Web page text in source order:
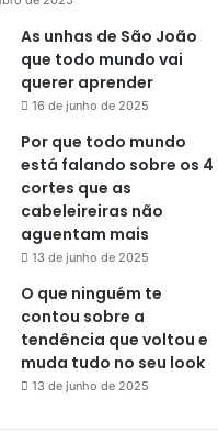
As unhas de São João
que todo mundo vai
querer aprender
16 de junho de 2025
Por que todo mundo
está falando sobre os 4
cortes que as
cabeleireiras não
aguentam mais
13 de junho de 2025
O que ninguém te
contou sobre a
tendência que voltou e
muda tudo no seu look
13 de junho de 2025